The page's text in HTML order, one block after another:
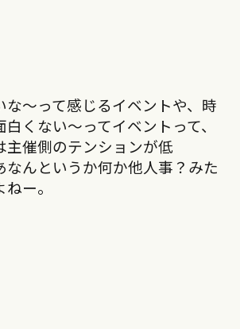
な〜って感じるイベントや、時
くない〜ってイベントって、
主催側のテンションが低
なんというか何か他人事？みた
ー。